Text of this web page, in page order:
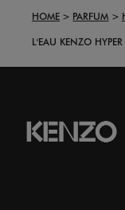
HOME PARFUM
L'EAU KENZO